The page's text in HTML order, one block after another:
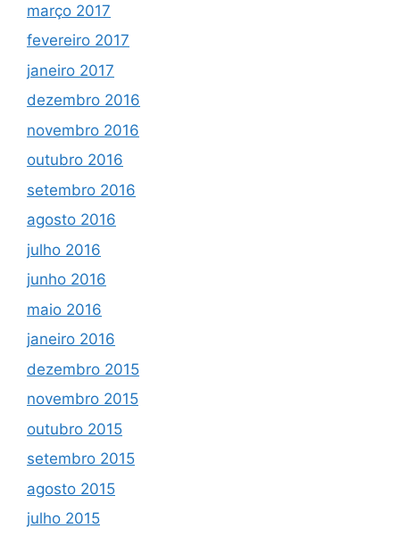
março 2017
fevereiro 2017
janeiro 2017
dezembro 2016
novembro 2016
outubro 2016
setembro 2016
agosto 2016
julho 2016
junho 2016
maio 2016
janeiro 2016
dezembro 2015
novembro 2015
outubro 2015
setembro 2015
agosto 2015
julho 2015